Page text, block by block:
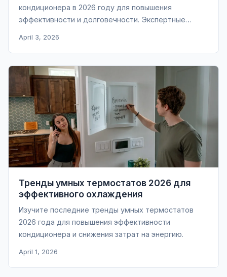
кондиционера в 2026 году для повышения
эффективности и долговечности. Экспертные
April 3, 2026
Тренды умных термостатов 2026 для
эффективного охлаждения
Изучите последние тренды умных термостатов
2026 года для повышения эффективности
кондиционера и снижения затрат на энергию.
April 1, 2026